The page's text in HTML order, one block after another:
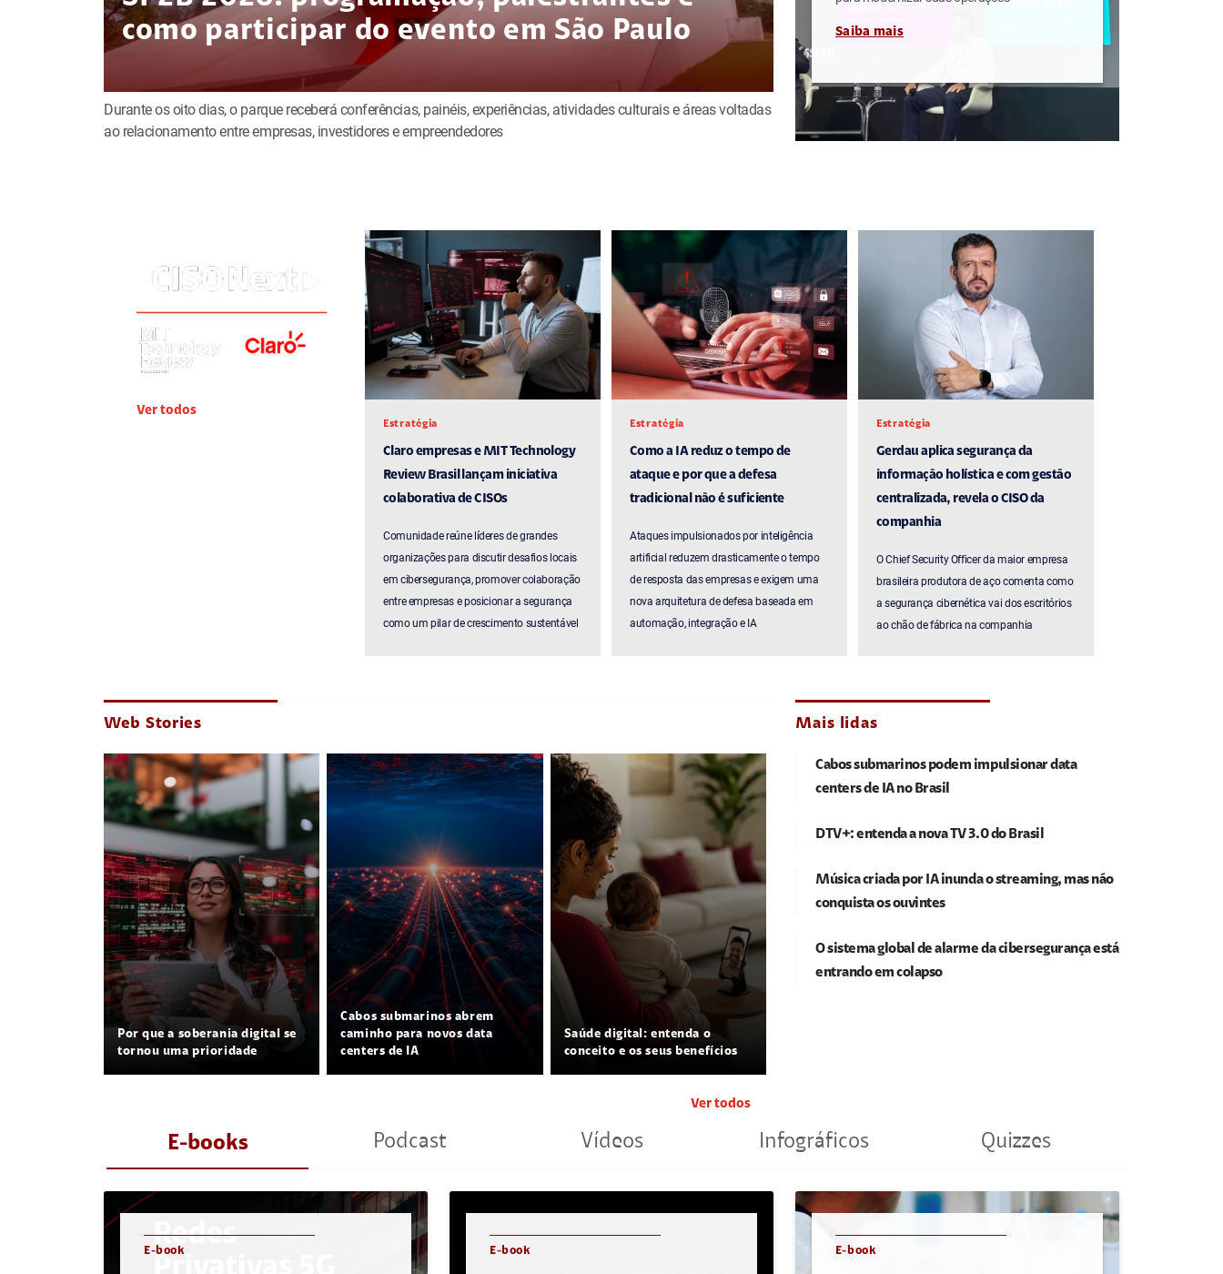
como participar do evento em São Paulo
Durante os oito dias, o parque receberá conferências, painéis, experiências, atividades culturais e áreas voltadas
ao relacionamento entre empresas, investidores e empreendedores
Saiba mais
Ver todos
Estratégia
Claro empresas e MIT Technology
Review Brasil lançam iniciativa
colaborativa de CISOs
Comunidade reúne líderes de grandes
organizações para discutir desafios locais
em cibersegurança, promover colaboração
entre empresas e posicionar a segurança
como um pilar de crescimento sustentável
Estratégia
Como a IA reduz o tempo de
ataque e por que a defesa
tradicional não é suficiente
Ataques impulsionados por inteligência
artificial reduzem drasticamente o tempo
de resposta das empresas e exigem uma
nova arquitetura de defesa baseada em
automação, integração e IA
Estratégia
Gerdau aplica segurança da
informação holística e com gestão
centralizada, revela o CISO da
companhia
O Chief Security Officer da maior empresa
brasileira produtora de aço comenta como
a segurança cibernética vai dos escritórios
ao chão de fábrica na companhia
Web Stories
Por que a soberania digital se
tornou uma prioridade
Cabos submarinos abrem
caminho para novos data
centers de IA
Saúde digital: entenda o
conceito e os seus benefícios
Ver todos
Mais lidas
Cabos submarinos podem impulsionar data
centers de IA no Brasil
DTV+: entenda a nova TV 3.0 do Brasil
Música criada por IA inunda o streaming, mas não
conquista os ouvintes
O sistema global de alarme da cibersegurança está
entrando em colapso
E-books Podcast Vídeos Infográficos Quizzes
E-book E-book E-book